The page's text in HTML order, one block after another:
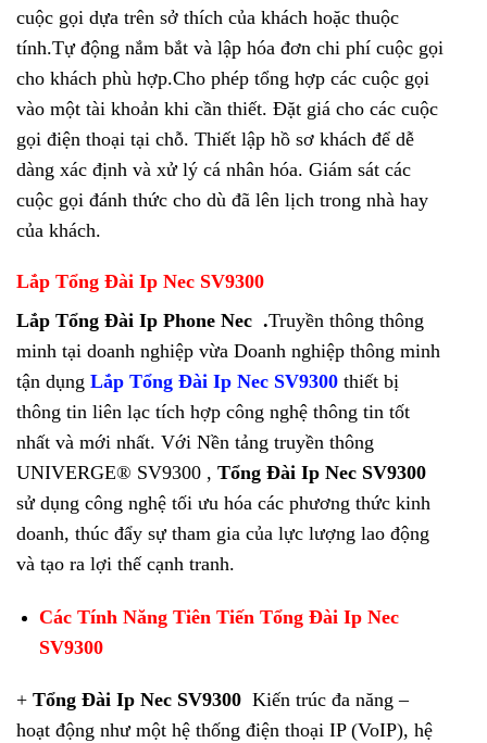
cuộc gọi dựa trên sở thích của khách hoặc thuộc
tính.Tự động nắm bắt và lập hóa đơn chi phí cuộc gọi
cho khách phù hợp.Cho phép tổng hợp các cuộc gọi
vào một tài khoản khi cần thiết. Đặt giá cho các cuộc
gọi điện thoại tại chỗ. Thiết lập hồ sơ khách để dễ
dàng xác định và xử lý cá nhân hóa. Giám sát các
cuộc gọi đánh thức cho dù đã lên lịch trong nhà hay
của khách.
Lắp Tổng Đài Ip Nec SV9300
Lắp Tổng Đài Ip Phone Nec .Truyền thông thông
minh tại doanh nghiệp vừa Doanh nghiệp thông minh
tận dụng Lắp Tổng Đài Ip Nec SV9300 thiết bị
thông tin liên lạc tích hợp công nghệ thông tin tốt
nhất và mới nhất. Với Nền tảng truyền thông
UNIVERGE® SV9300 , Tổng Đài Ip Nec SV9300
sử dụng công nghệ tối ưu hóa các phương thức kinh
doanh, thúc đẩy sự tham gia của lực lượng lao động
và tạo ra lợi thế cạnh tranh.
Các Tính Năng Tiên Tiến Tổng Đài Ip Nec
SV9300
+ Tổng Đài Ip Nec SV9300 Kiến trúc đa năng –
hoạt động như một hệ thống điện thoại IP (VoIP), hệ